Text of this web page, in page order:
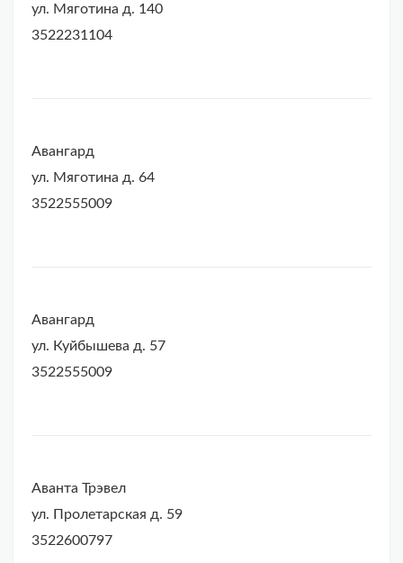
ул. Мяготина д. 140
3522231104
Авангард
ул. Мяготина д. 64
3522555009
Авангард
ул. Куйбышева д. 57
3522555009
Аванта Трэвел
ул. Пролетарская д. 59
3522600797